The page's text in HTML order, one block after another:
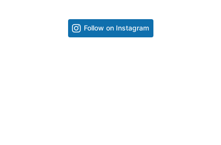
Follow on Instagram